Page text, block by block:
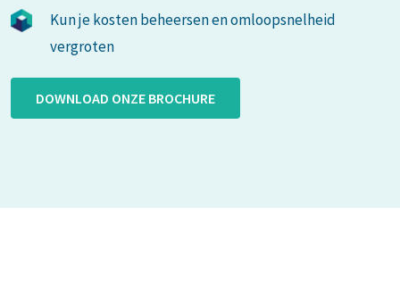
Kun je kosten beheersen en omloopsnelheid
vergroten
DOWNLOAD ONZE BROCHURE